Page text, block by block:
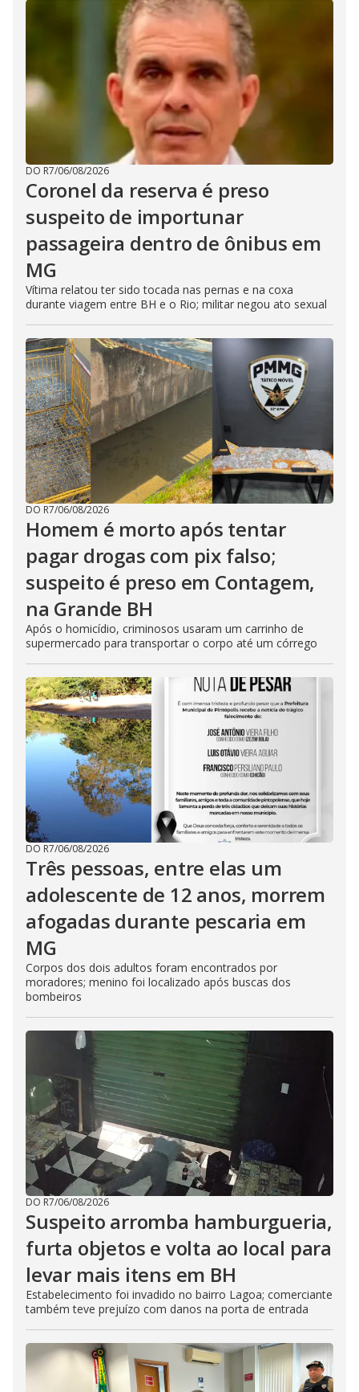
DO R7/06/08/2026
Coronel da reserva é preso
suspeito de importunar
passageira dentro de ônibus em
MG
Vítima relatou ter sido tocada nas pernas e na coxa
durante viagem entre BH e o Rio; militar negou ato sexual
DO R7/06/08/2026
Homem é morto após tentar
pagar drogas com pix falso;
suspeito é preso em Contagem,
na Grande BH
Após o homicídio, criminosos usaram um carrinho de
supermercado para transportar o corpo até um córrego
DO R7/06/08/2026
Três pessoas, entre elas um
adolescente de 12 anos, morrem
afogadas durante pescaria em
MG
Corpos dos dois adultos foram encontrados por
moradores; menino foi localizado após buscas dos
bombeiros
DO R7/06/08/2026
Suspeito arromba hamburgueria,
furta objetos e volta ao local para
levar mais itens em BH
Estabelecimento foi invadido no bairro Lagoa; comerciante
também teve prejuízo com danos na porta de entrada